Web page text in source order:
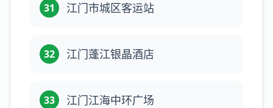
31 江门市城区客运站
32 江门蓬江银晶酒店
33 江门江海中环广场